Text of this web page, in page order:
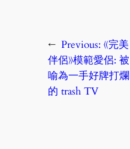
← Previous: 《完美
伴侶》模範愛侶: 被
喻為一手好牌打爛
的 trash TV